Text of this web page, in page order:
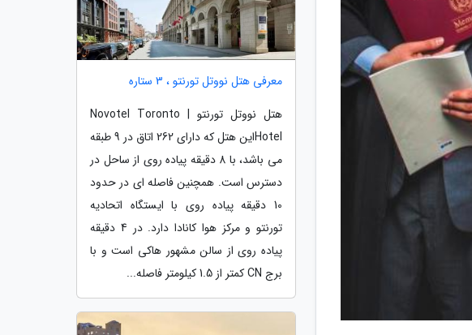
معرفی هتل نووتل تورنتو ، 3 ستاره
هتل نووتل تورنتو | Novotel Toronto
Hotelاین هتل که دارای 262 اتاق در 9 طبقه
می باشد، با 8 دقیقه پیاده روی از ساحل در
دسترس است. همچنین فاصله ای در حدود
10 دقیقه پیاده روی با ایستگاه اتحادیه
تورنتو و مرکز هوا کانادا دارد. در 4 دقیقه
پیاده روی از سالن مشهور هاکی است و با
برج CN کمتر از 1.5 کیلومتر فاصله...